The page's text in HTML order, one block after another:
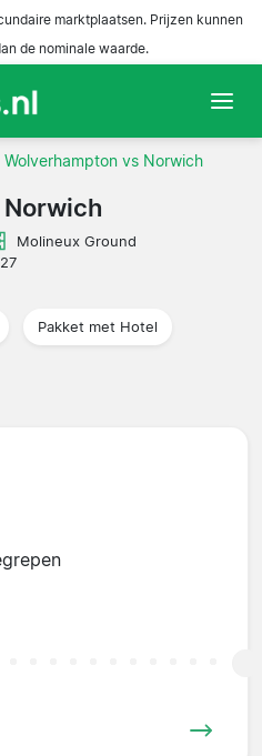
marktplaatsen. Prijzen kunnen
de nominale waarde.
Wolverhampton vs Norwich
Molineux Ground
Pakket met Hotel